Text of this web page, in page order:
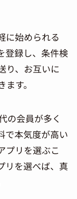
に始められる
登録し、条件検
り、お互いに
す。
の会員が多く
で本気度が高い
プリを選ぶこ
リを選べば、真